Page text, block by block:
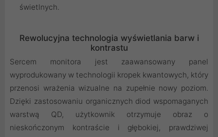
świetlnych.
Rewolucyjna technologia wyświetlania barw i
kontrastu
Sercem monitora jest zaawansowany panel
wyprodukowany w technologii kropek kwantowych, który
przenosi wrażenia wizualne na zupełnie nowy poziom.
Dzięki zastosowaniu organicznych diod wspomaganych
warstwą QD, użytkownik otrzymuje obraz o
nieskończonym kontraście i głębokiej, prawdziwej